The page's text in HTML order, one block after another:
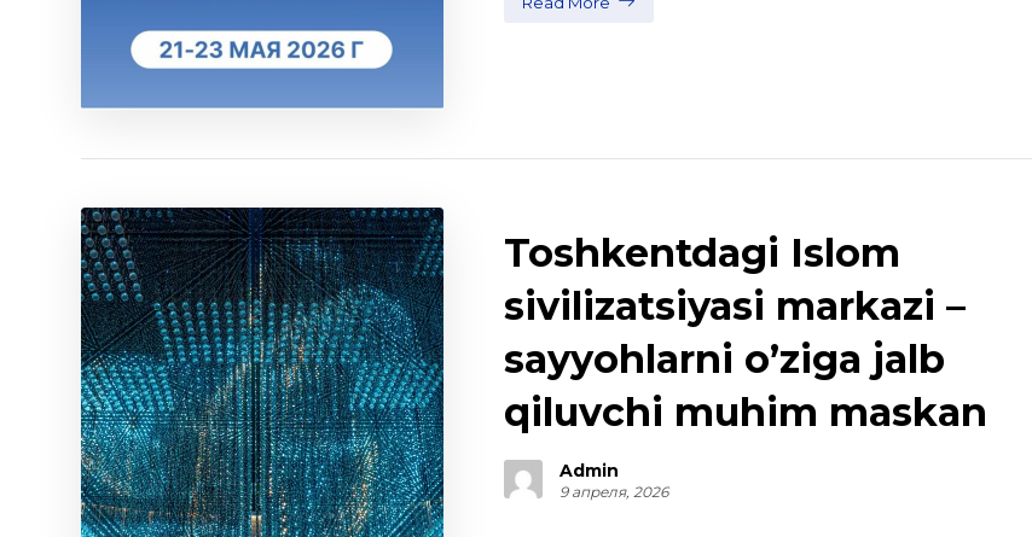
Toshkentdagi Islom
sivilizatsiyasi markazi –
sayyohlarni o’ziga jalb
qiluvchi muhim maskan
Admin
9 апреля, 2026